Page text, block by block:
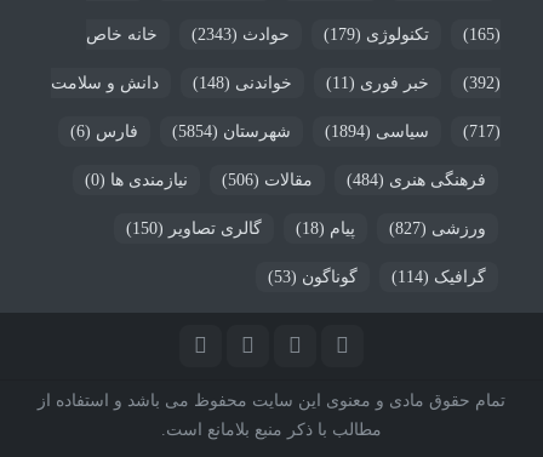
(165) تکنولوژی (179) حوادث (2343) خانه خاص
(392) خبر فوری (11) خواندنی (148) دانش و سلامت
(717) سیاسی (1894) شهرستان (5854) فارس (6)
فرهنگی هنری (484) مقالات (506) نیازمندی ها (0)
ورزشی (827) پیام (18) گالری تصاویر (150)
گرافیک (114) گوناگون (53)
تمام حقوق مادی و معنوی این سایت محفوظ می باشد و استفاده از
مطالب با ذکر منبع بلامانع است.